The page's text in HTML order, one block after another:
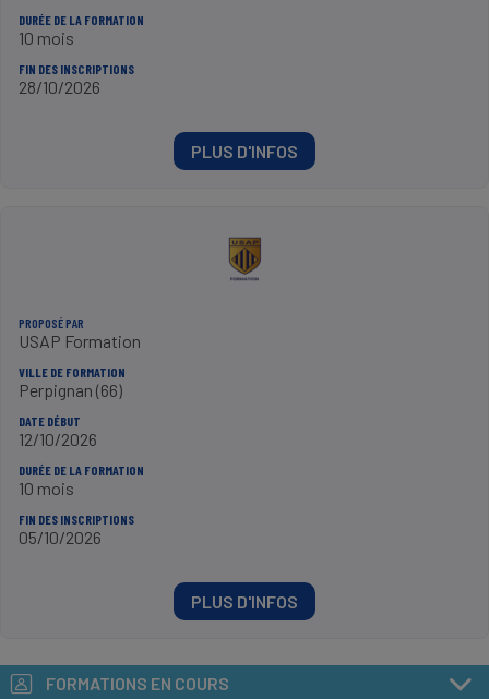
DURÉE DE LA FORMATION
10 mois
FIN DES INSCRIPTIONS
28/10/2026
PLUS D'INFOS
PROPOSÉ PAR
USAP Formation
VILLE DE FORMATION
Perpignan (66)
DATE DÉBUT
12/10/2026
DURÉE DE LA FORMATION
10 mois
FIN DES INSCRIPTIONS
05/10/2026
PLUS D'INFOS
FORMATIONS EN COURS